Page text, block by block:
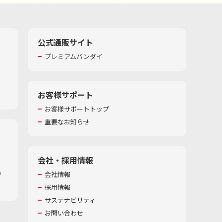
公式通販サイト
プレミアムバンダイ
お客様サポート
お客様サポートトップ
重要なお知らせ
会社・採用情報
会社情報
採用情報
サステナビリティ
お問い合わせ